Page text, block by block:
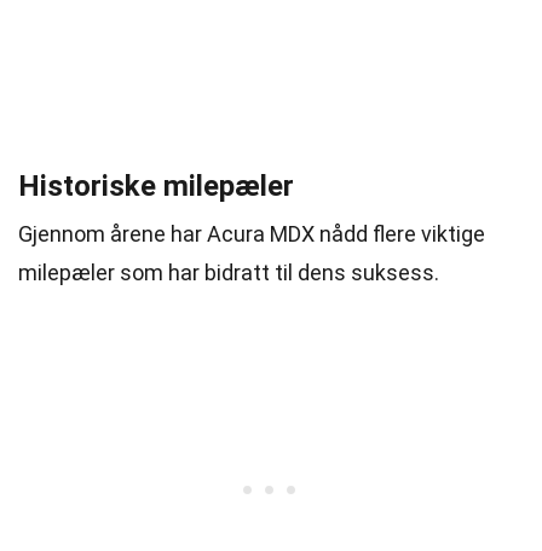
Historiske milepæler
Gjennom årene har Acura MDX nådd flere viktige
milepæler som har bidratt til dens suksess.